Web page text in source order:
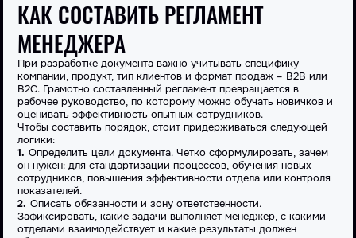
КАК СОСТАВИТЬ РЕГЛАМЕНТ
МЕНЕДЖЕРА
При разработке документа важно учитывать специфику
компании, продукт, тип клиентов и формат продаж – B2B или
B2C. Грамотно составленный регламент превращается в
рабочее руководство, по которому можно обучать новичков и
оценивать эффективность опытных сотрудников.
Чтобы составить порядок, стоит придерживаться следующей
логики:
Определить цели документа. Четко сформулировать, зачем
он нужен: для стандартизации процессов, обучения новых
сотрудников, повышения эффективности отдела или контроля
показателей.
Описатьобязанности и зону ответственности.
Зафиксировать, какие задачи выполняет менеджер, с какими
отделами взаимодействует и какие результаты должен